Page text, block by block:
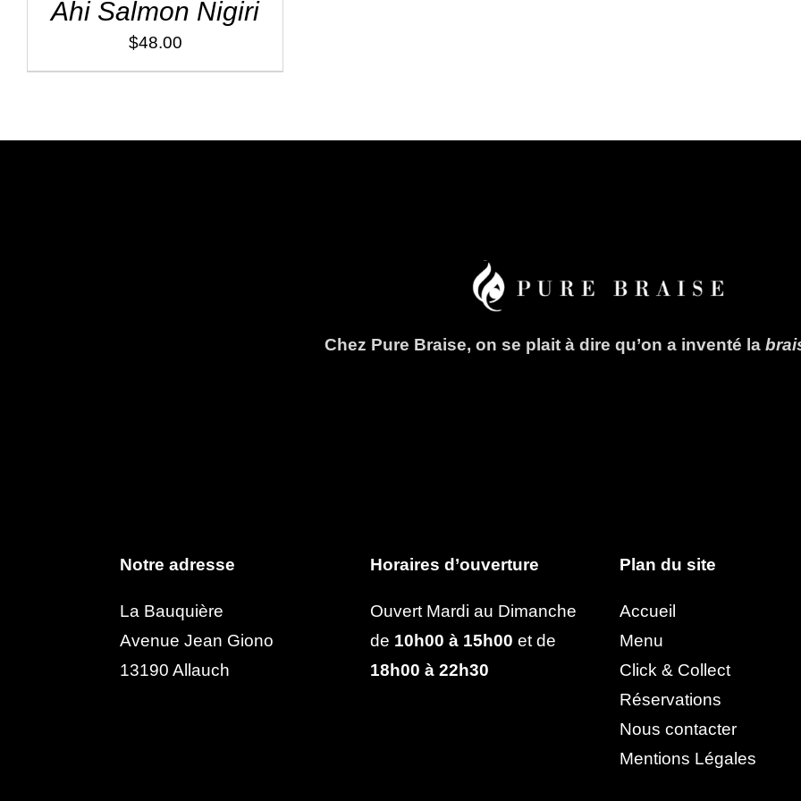
Ahi Salmon Nigiri
$48.00
Chez Pure Braise, on se plait à dire qu’on a inventé la
Notre adresse
La Bauquière
Avenue Jean Giono
13190 Allauch
Horaires d’ouverture
Ouvert Mardi au Dimanche
de 10h00 à 15h00 et de
18h00 à 22h30
Plan du site
Accueil
Menu
Click & Collect
Réservations
Nous contacter
Mentions Légales